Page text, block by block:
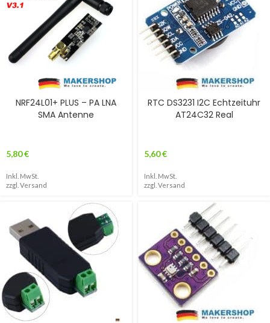
NRF24L01+ PLUS – PA LNA
SMA Antenne
5,80€
Inkl. MwSt.
zzgl. Versand
RTC DS3231 I2C Echtzeituhr
AT24C32 Real
5,60€
Inkl. MwSt.
zzgl. Versand